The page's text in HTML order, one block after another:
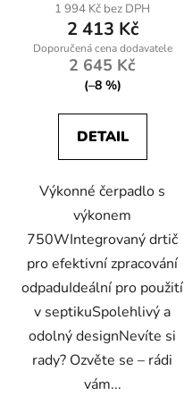
1 994 Kč bez DPH
2 413 Kč
2 645 Kč
(–8 %)
DETAIL
Výkonné čerpadlo s
výkonem
750WIntegrovaný drtič
pro efektivní zpracování
odpaduIdeální pro použití
v septikuSpolehlivý a
odolný designNevíte si
rady? Ozvěte se – rádi
vám...